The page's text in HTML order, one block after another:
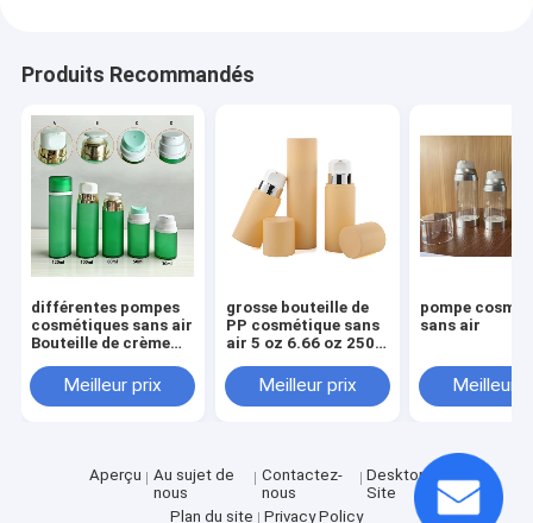
Produits Recommandés
différentes pompes
cosmétiques sans air
Bouteille de crème
30ml 50ml 80ml
100ml 120ml
Meilleur prix
grosse bouteille de
PP cosmétique sans
air 5 oz 6.66 oz 250
emballage de soins
de la peau emballage
Meilleur prix
pompe
sans air
Meilleur
Aperçu
Au sujet de
nous
Contactez-
nous
Desktop
Site
Plan du site
Privacy Policy